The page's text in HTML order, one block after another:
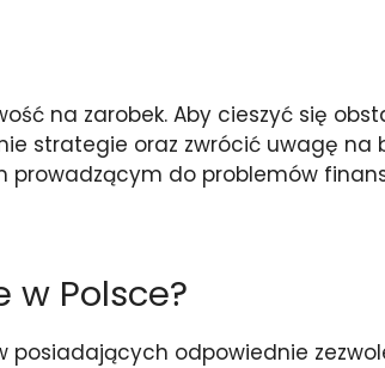
na zarobek. Aby cieszyć się
strategie oraz zwrócić uwagę na
prowadzącym do problemów
w Polsce?
posiadających odpowiednie